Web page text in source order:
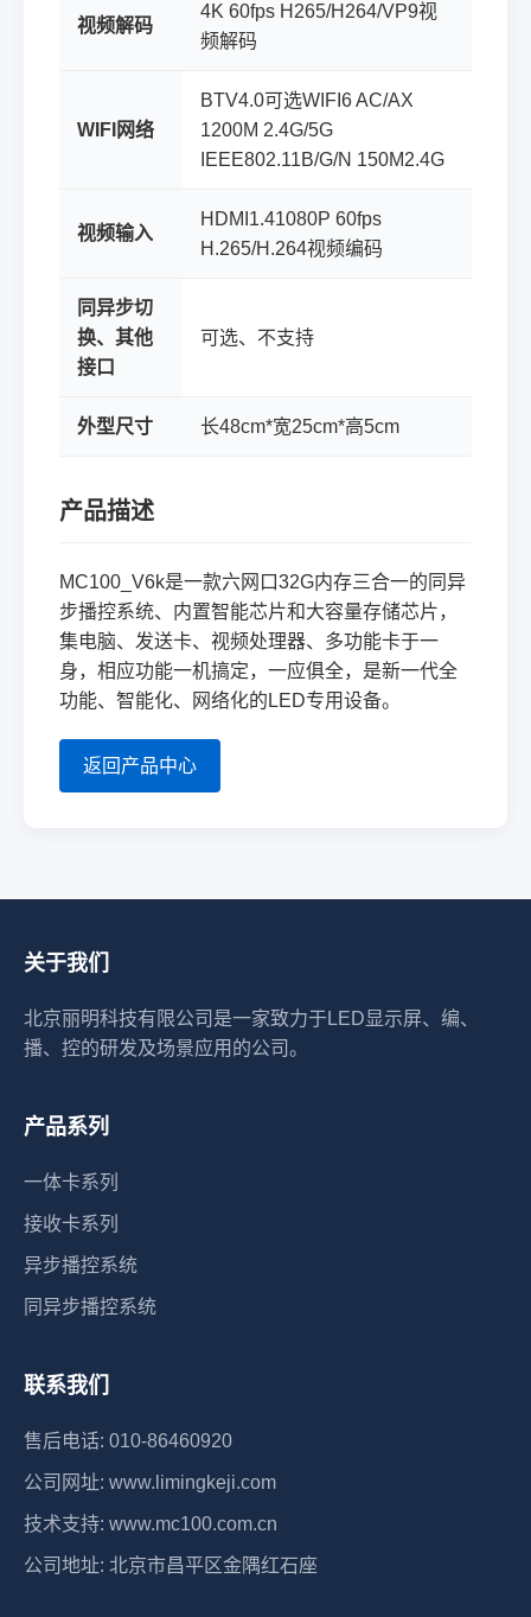
视频解码
4K 60fps H265/H264/VP9视
频解码
WIFI网络
BTV4.0可选WIFI6 AC/AX
1200M 2.4G/5G
IEEE802.11B/G/N 150M2.4G
视频输入
HDMI1.41080P 60fps
H.265/H.264视频编码
同异步切
换、其他
接口
可选、不支持
外型尺寸 长48cm*宽25cm*高5cm
产品描述
MC100_V6k是一款六网口32G内存三合一的同异
步播控系统、内置智能芯片和大容量存储芯片，
集电脑、发送卡、视频处理器、多功能卡于一
身，相应功能一机搞定，一应俱全，是新一代全
功能、智能化、网络化的LED专用设备。
返回产品中心
关于我们
北京丽明科技有限公司是一家致力于LED显示屏、编、
播、控的研发及场景应用的公司。
产品系列
一体卡系列
接收卡系列
异步播控系统
同异步播控系统
联系我们
售后电话: 010-86460920
公司网址: www.limingkeji.com
技术支持: www.mc100.com.cn
公司地址: 北京市昌平区金隅红石座